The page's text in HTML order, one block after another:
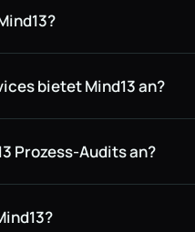
bietet Mind13 an?
Prozess-Audits an?